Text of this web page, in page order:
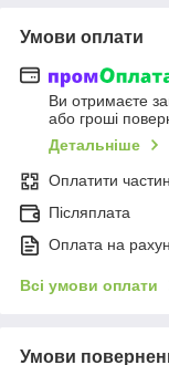
Умови оплати
Ви отримаєте
або гроші
Детальніше
Оплатити
Післяплата
Оплата на
Всі умови оплати
Умови